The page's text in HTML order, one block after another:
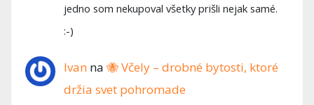
jedno som nekupoval všetky prišli nejak samé.
:-)
Ivan na🐝 Včely – drobné bytosti, ktoré
držia svet pohromade